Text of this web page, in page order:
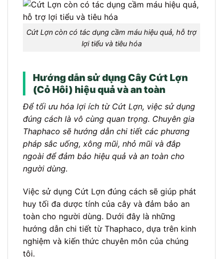
Cứt Lợn còn có tác dụng cầm máu hiệu quả, hỗ trợ
lợi tiểu và tiêu hóa
Hướng dẫn sử dụng Cây Cứt Lợn
(Cỏ Hôi) hiệu quả và an toàn
Để tối ưu hóa lợi ích từ Cứt Lợn, việc sử dụng
đúng cách là vô cùng quan trọng. Chuyên gia
Thaphaco sẽ hướng dẫn chi tiết các phương
pháp sắc uống, xông mũi, nhỏ mũi và đắp
ngoài để đảm bảo hiệu quả và an toàn cho
người dùng.
Việc sử dụng Cứt Lợn đúng cách sẽ giúp phát
huy tối đa dược tính của cây và đảm bảo an
toàn cho người dùng. Dưới đây là những
hướng dẫn chi tiết từ Thaphaco, dựa trên kinh
nghiệm và kiến thức chuyên môn của chúng
tôi.